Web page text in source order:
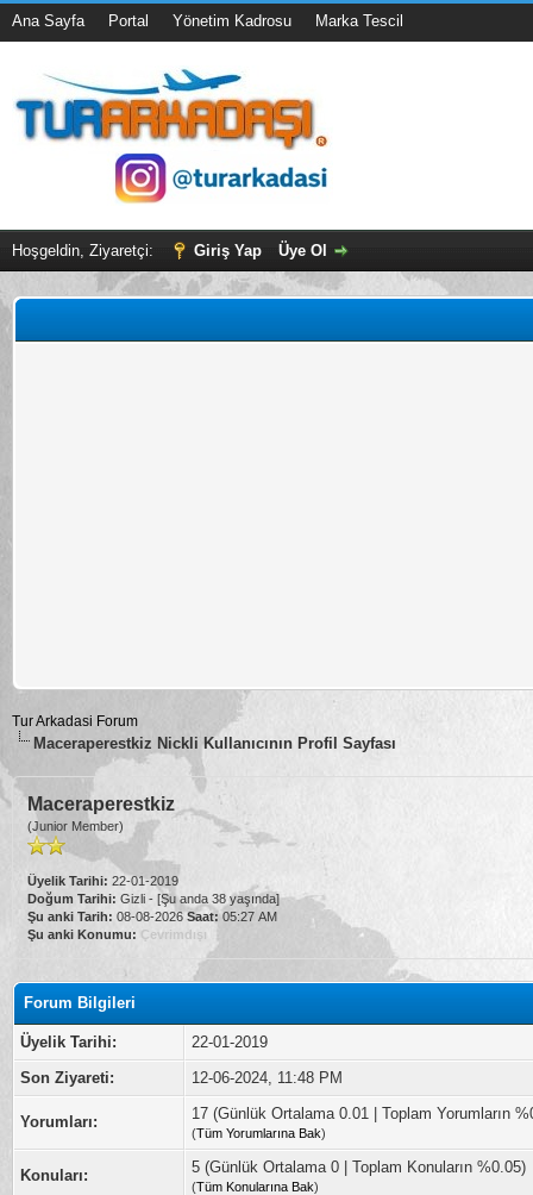
Ana Sayfa Portal Yönetim Kadrosu Marka Tescil
Hoşgeldin, Ziyaretçi: Giriş Yap Üye Ol
Tur Arkadasi Forum
Maceraperestkiz Nickli Kullanıcının Profil Sayfası
Maceraperestkiz
(Junior Member)
Üyelik Tarihi: 22-01-2019
Doğum Tarihi: Gizli - [Şu anda 38 yaşında]
Şu anki Tarih: 08-08-2026Saat:05:27 AM
Şu anki Konumu: Çevrimdışı
Forum Bilgileri
Üyelik Tarihi:
22-01-2019
Son Ziyareti:
12-06-2024, 11:48 PM
Yorumları: 17 (Günlük Ortalama 0.01 | Toplam Yorumların
(Tüm Yorumlarına Bak)
Konuları: 5 (Günlük Ortalama 0 | Toplam Konuların %0.05)
(Tüm Konularına Bak)